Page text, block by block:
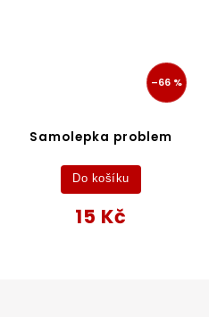
–66 %
Samolepka problem
15 Kč
Do košíku